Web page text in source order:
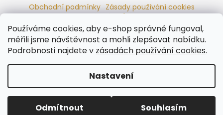
Používáme cookies, aby e-shop správně fungoval,
měřili jsme návštěvnost a mohli zlepšovat nabídku.
Podrobnosti najdete v zásadách používání cookies.
Nastavení
Odmítnout Souhlasím
Obchodní podmínky Zásady používání cookies
Ochrana osobních údajů Dřevěné sauny
Odstoupení od smlouvy Reklamační řád Kontakty
Koupací sudy
Radiátory
Copyright 2026Ráj saun. Všechna práva vyhrazena.
Upravit nastavení cookies